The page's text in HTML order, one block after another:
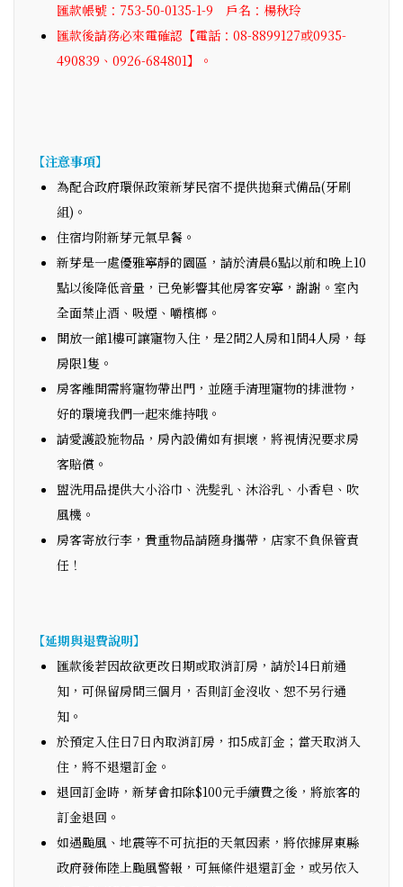
匯款帳號：753-50-0135-1-9 戶名：楊秋玲
匯款後請務必來電確認【電話：08-8899127或0935-
490839、0926-684801】。
【注意事項】
為配合政府環保政策新芽民宿不提供拋棄式備品(牙刷
組)。
住宿均附新芽元氣早餐。
新芽是一處優雅寧靜的園區，請於清晨6點以前和晚上10
點以後降低音量，已免影響其他房客安寧，謝謝。室內
全面禁止酒、吸煙、嚼檳榔。
開放一館1樓可讓寵物入住，是2間2人房和1間4人房，每
房限1隻。
房客離開需將寵物帶出門，並隨手清理寵物的排泄物，
好的環境我們一起來維持哦。
請愛護設施物品，房內設備如有損壞，將視情況要求房
客賠償。
盥洗用品提供大小浴巾、洗髮乳、沐浴乳、小香皂、吹
風機。
房客寄放行李，貴重物品請隨身攜帶，店家不負保管責
任！
【延期與退費說明】
匯款後若因故欲更改日期或取消訂房，請於14日前通
知，可保留房間三個月，否則訂金沒收、恕不另行通
知。
於預定入住日7日內取消訂房，扣5成訂金；當天取消入
住，將不退還訂金。
退回訂金時，新芽會扣除$100元手續費之後，將旅客的
訂金退回。
如遇颱風、地震等不可抗拒的天氣因素，將依據屏東縣
政府發佈陸上颱風警報，可無絛件退還訂金，或另依入